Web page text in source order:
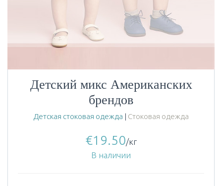
Детский микс Американских
брендов
Детская стоковая одежда | Стоковая одежда
€19.50/кг
В наличии